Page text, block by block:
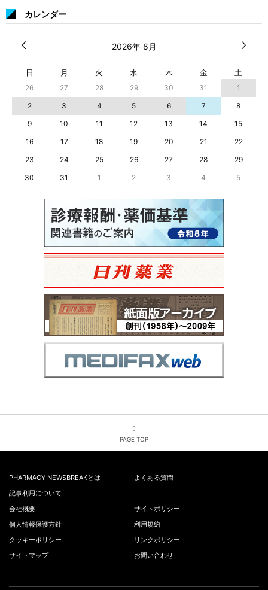
カレンダー
2026年 8月
日 月 火 水 木 金 土
26 27 28 29 30 31
1
2
3 4 5 6 7
8
9
10 11 12 13 14
15
16
17 18 19 20 21
22
23
24 25 26 27 28
29
30
31 1 2 3 4 5
PAGE TOP
PHARMACY NEWSBREAKとは
よくある質問
記事利用について
会社概要
サイトポリシー
個人情報保護方針
利用規約
クッキーポリシー
リンクポリシー
サイトマップ
お問い合わせ